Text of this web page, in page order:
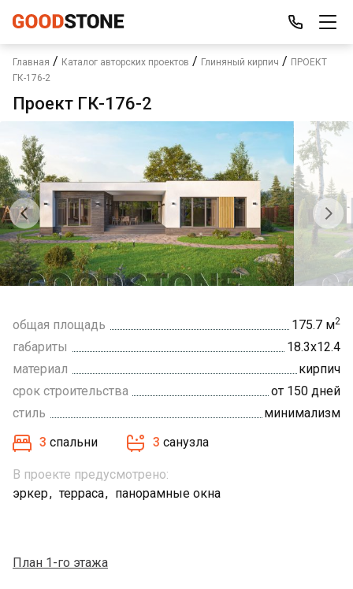
Главная / Каталог авторских проектов / Глиняный кирпич / ПРОЕКТ
ГК-176-2
Проект ГК-176-2
общая площадь 175.7 м2
габариты
18.3х12.4
материал
кирпич
срок строительства
от 150 дней
стиль
минимализм
3 спальни 3 санузла
В проекте предусмотрено:
эркер
терраса панорамные окна
План 1-го этажа